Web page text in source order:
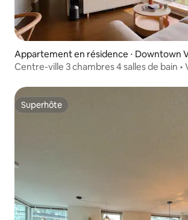
Appartement en résidence ⋅ Downtown
couver
Centre-ville 3 chambres 4 salles de bain •
Superhôte
Superhôte